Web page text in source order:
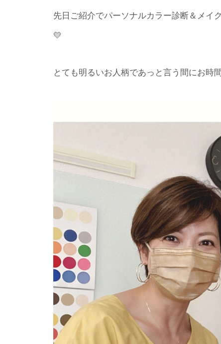
先日ご紹介でパーソナルカラー診断＆メイ
💛
とても明るいお人柄であっと言う間にお時